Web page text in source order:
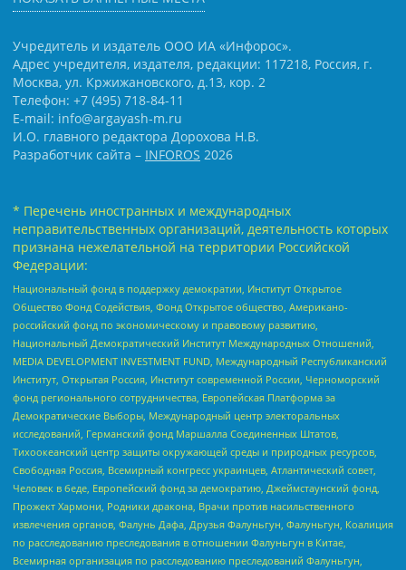
Учредитель и издатель ООО ИА «Инфорос».
Адрес учредителя, издателя, редакции: 117218, Россия, г.
Москва, ул. Кржижановского, д.13, кор. 2
Телефон: +7 (495) 718-84-11
E-mail: info@argayash-m.ru
И.О. главного редактора Дорохова Н.В.
Разработчик сайта – INFOROS 2026
* Перечень иностранных и международных
неправительственных организаций, деятельность которых
признана нежелательной на территории Российской
Федерации:
Национальный фонд в поддержку демократии, Институт Открытое
Общество Фонд Содействия, Фонд Открытое общество, Американо-
российский фонд по экономическому и правовому развитию,
Национальный Демократический Институт Международных Отношений,
MEDIA DEVELOPMENT INVESTMENT FUND, Международный Республиканский
Институт, Открытая Россия, Институт современной России, Черноморский
фонд регионального сотрудничества, Европейская Платформа за
Демократические Выборы, Международный центр электоральных
исследований, Германский фонд Маршалла Соединенных Штатов,
Тихоокеанский центр защиты окружающей среды и природных ресурсов,
Свободная Россия, Всемирный конгресс украинцев, Атлантический совет,
Человек в беде, Европейский фонд за демократию, Джеймстаунский фонд,
Прожект Хармони, Родники дракона, Врачи против насильственного
извлечения органов, Фалунь Дафа, Друзья Фалуньгун, Фалуньгун, Коалиция
по расследованию преследования в отношении Фалуньгун в Китае,
Всемирная организация по расследованию преследований Фалуньгун,